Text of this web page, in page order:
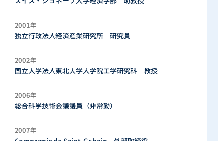
2001年
独立行政法人経済産業研究所 研究員
2002年
国立大学法人東北大学大学院工学研究科 教授
2006年
総合科学技術会議議員（非常勤）
2007年